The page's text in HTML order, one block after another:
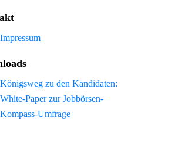
Impressum
Königsweg zu den Kandidaten:
White-Paper zur Jobbörsen-
Kompass-Umfrage